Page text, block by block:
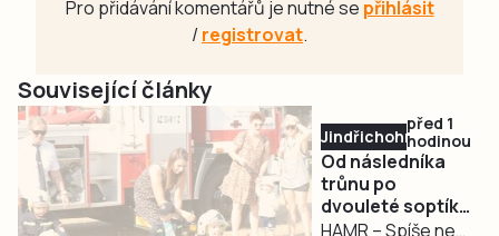
Pro přidávání komentářů je nutné se přihlásit
/registrovat.
Související články
Jindřichohradecko
před 1
hodinou
Od následníka
trůnu po
dvouleté soptíky.
Hasiči v Hamru
HAMR – Spíše než